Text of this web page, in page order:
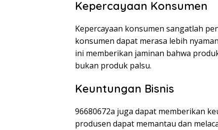
Kepercayaan Konsumen
Kepercayaan konsumen sangatlah
konsumen dapat merasa lebih
ini memberikan jaminan bahwa
bukan produk palsu.
Keuntungan Bisnis
96680672a juga dapat memberikan
produsen dapat memantau dan